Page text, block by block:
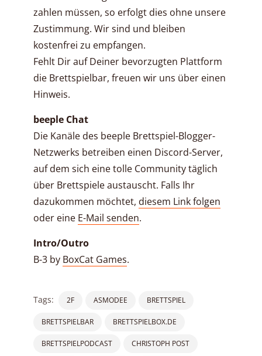
zahlen müssen, so erfolgt dies ohne unsere
Zustimmung. Wir sind und bleiben
kostenfrei zu empfangen.
Fehlt Dir auf Deiner bevorzugten Plattform
die Brettspielbar, freuen wir uns über einen
Hinweis.
beeple Chat
Die Kanäle des beeple Brettspiel-Blogger-
Netzwerks betreiben einen Discord-Server,
auf dem sich eine tolle Community täglich
über Brettspiele austauscht. Falls Ihr
dazukommen möchtet, diesem Link folgen
oder eine E-Mail senden.
Intro/Outro
B-3 by BoxCat Games.
Tags: 2F ASMODEE BRETTSPIEL
BRETTSPIELBAR BRETTSPIELBOX.DE
BRETTSPIELPODCAST CHRISTOPH POST